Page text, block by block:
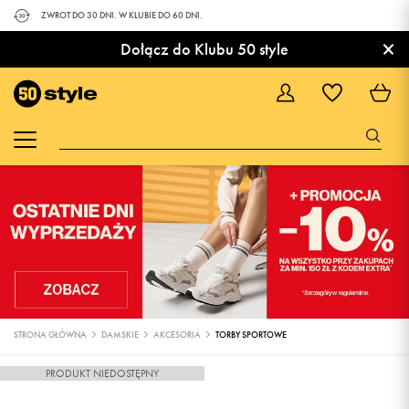
ZWROT DO 30 DNI. W KLUBIE DO 60 DNI.
Dołącz do Klubu 50 style ×
STRONA GŁÓWNA DAMSKIE AKCESORIA TORBY SPORTOWE
PRODUKT NIEDOSTĘPNY